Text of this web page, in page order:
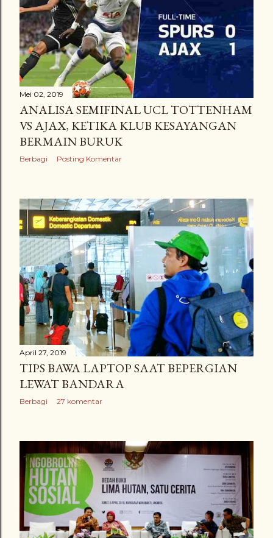
Mei 02, 2019
ANALISA SEMIFINAL UCL TOTTENHAM
VS AJAX, KETIKA KLUB KESAYANGAN
BERMAIN BURUK
Berbagi Posting Komentar
April 27, 2019
TIPS BAWA LAPTOP SAAT BEPERGIAN
LEWAT BANDARA
Berbagi 27 komentar